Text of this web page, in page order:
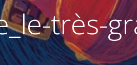
très-